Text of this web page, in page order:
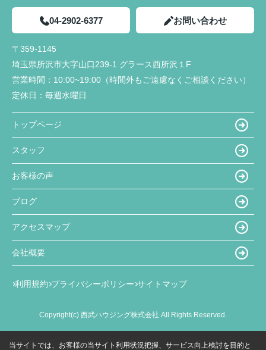
04-2902-6377 お問い合わせ
〒359-1145
埼玉県所沢市大字山口239-1 グラース西所沢１F
営業時間： 10:00~19:00（時間外もご遠慮なくご相談ください）
定休日： 毎週水曜日
トップページ
スタッフ
お客様の声
ブログ
アクセスマップ
会社概要
利用規約 プライバシーポリシー サイトマップ
Copyright(c) 西武ハウジング株式会社 All Rights Reserved.
当サイトでは、お客様の当サイト利用状況把握、サービス向上検討を目的と